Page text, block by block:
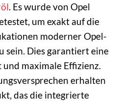
. Es wurde von Opel
um exakt auf die
moderner Opel-
sein. Dies garantiert eine
maximale Effizienz.
erhalten
das die integrierte